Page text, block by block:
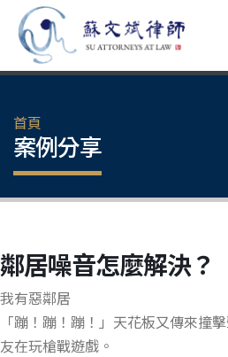
首頁
案例分享
鄰居噪音怎麼解決？
我有惡鄰居
「蹦！蹦！蹦！」天花板又傳來撞
友在玩槍戰遊戲。